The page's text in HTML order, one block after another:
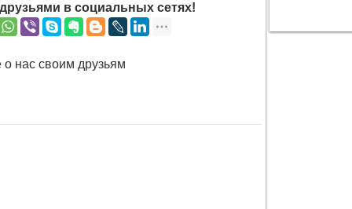
в социальных сетях!
о нас своим друзьям